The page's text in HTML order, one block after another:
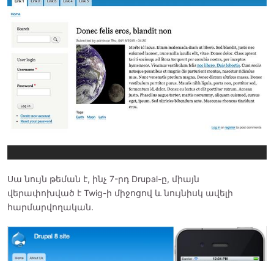
Սա նույն թեման է, ինչ 7-րդ Drupal-ը, միայն
վերափոխված է Twig-ի միջոցով և նույնիսկ ավելի
հարմարվողական.